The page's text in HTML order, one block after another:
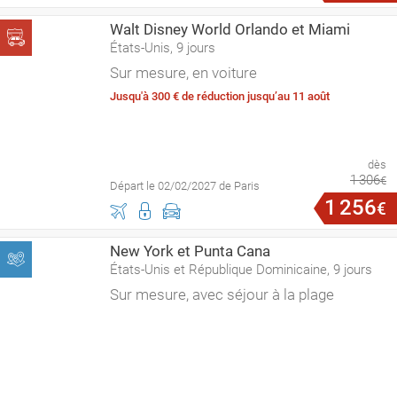
Walt Disney World Orlando et Miami
États-Unis, 9 jours
Sur mesure, en voiture
Jusqu'à 300 € de réduction jusqu’au 11 août
Départ le 02/02/2027 de Paris
dès
1306€
1 256€
New York et Punta Cana
États-Unis et République Dominicaine, 9 jours
Sur mesure, avec séjour à la plage